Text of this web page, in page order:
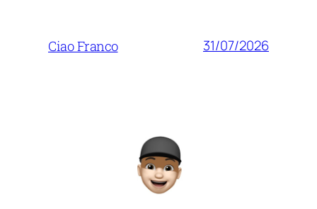
Ciao Franco 31/07/2026